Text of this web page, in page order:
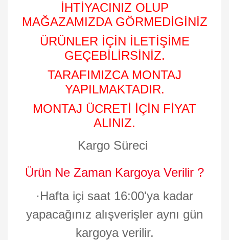
İHTİYACINIZ OLUP
MAĞAZAMIZDA GÖRMEDİGİNİZ
ÜRÜNLER İÇİN İLETİŞİME
GEÇEBİLİRSİNİZ.
TARAFIMIZCA MONTAJ
YAPILMAKTADIR.
MONTAJ ÜCRETİ İÇİN FİYAT
ALINIZ.
Kargo Süreci
Ürün Ne Zaman Kargoya Verilir ?
·Hafta içi saat 16:00'ya kadar
yapacağınız alışverişler aynı gün
kargoya verilir.